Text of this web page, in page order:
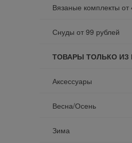
Вязаные комплекты от
Снуды от 99 рублей
ТОВАРЫ ТОЛЬКО ИЗ
Аксессуары
Весна/Осень
Зима